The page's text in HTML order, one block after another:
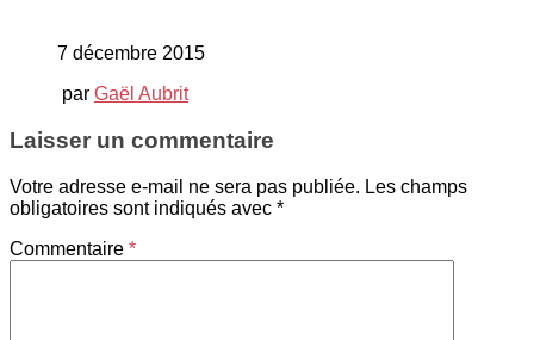
7 décembre 2015
par Gaël Aubrit
Laisser un commentaire
Votre adresse e-mail ne sera pas publiée. Les champs
obligatoires sont indiqués avec *
Commentaire *